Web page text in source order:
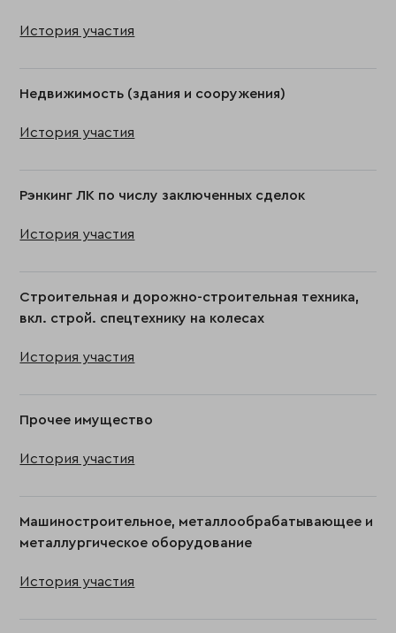
История участия
Недвижимость (здания и сооружения)
История участия
Рэнкинг ЛК по числу заключенных сделок
История участия
Строительная и дорожно-строительная техника,
вкл. строй. спецтехнику на колесах
История участия
Прочее имущество
История участия
Машиностроительное, металлообрабатывающее и
металлургическое оборудование
История участия